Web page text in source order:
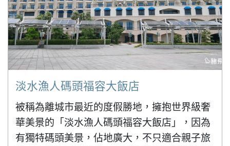
淡水漁人碼頭福容大飯店
被稱為離城市最近的度假勝地，擁抱世界級奢
華美景的「淡水漁人碼頭福容大飯店」，因為
有獨特碼頭美景，佔地廣大，不只適合親子旅